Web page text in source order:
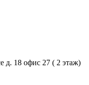
д. 18 офис 27 ( 2 этаж)